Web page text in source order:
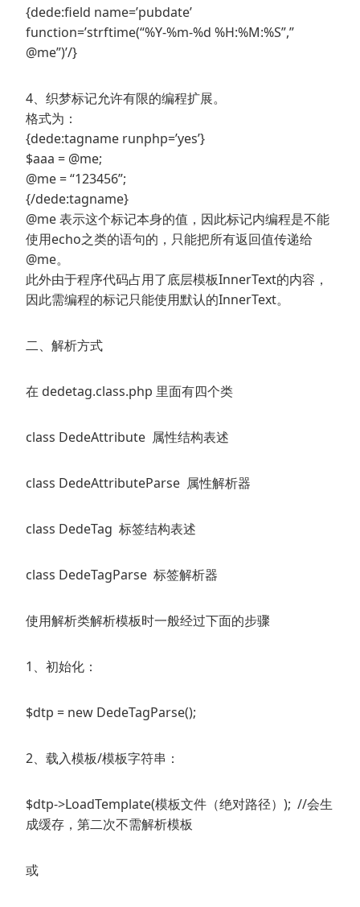
{dede:field name=’pubdate’
function=’strftime(“%Y-%m-%d %H:%M:%S”,”
@me”)’/}
4、织梦标记允许有限的编程扩展。
格式为：
{dede:tagname runphp=’yes’}
$aaa = @me;
@me = “123456”;
{/dede:tagname}
@me 表示这个标记本身的值，因此标记内编程是不能
使用echo之类的语句的，只能把所有返回值传递给
@me。
此外由于程序代码占用了底层模板InnerText的内容，
因此需编程的标记只能使用默认的InnerText。
二、解析方式
在 dedetag.class.php 里面有四个类
class DedeAttribute 属性结构表述
class DedeAttributeParse 属性解析器
class DedeTag 标签结构表述
class DedeTagParse 标签解析器
使用解析类解析模板时一般经过下面的步骤
1、初始化：
$dtp = new DedeTagParse();
2、载入模板/模板字符串：
$dtp->LoadTemplate(模板文件（绝对路径）); //会生
成缓存，第二次不需解析模板
或